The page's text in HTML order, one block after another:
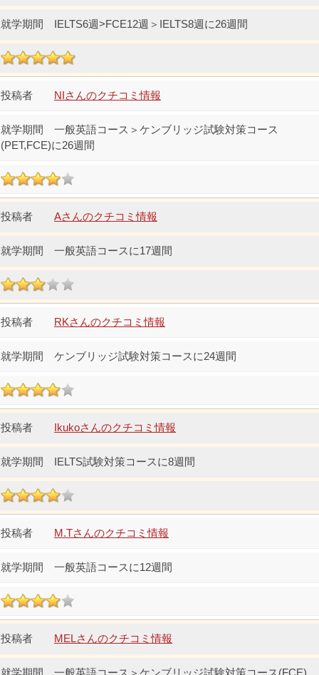
IELTS6週>FCE12週＞IELTS8週に26週間
NIさんのクチコミ情報
一般英語コース＞ケンブリッジ試験対策コース
(PET,FCE)に26週間
Aさんのクチコミ情報
一般英語コースに17週間
RKさんのクチコミ情報
ケンブリッジ試験対策コースに24週間
Ikukoさんのクチコミ情報
IELTS試験対策コースに8週間
M.Tさんのクチコミ情報
一般英語コースに12週間
MELさんのクチコミ情報
一般英語コース＞ケンブリッジ試験対策コース(FCE)